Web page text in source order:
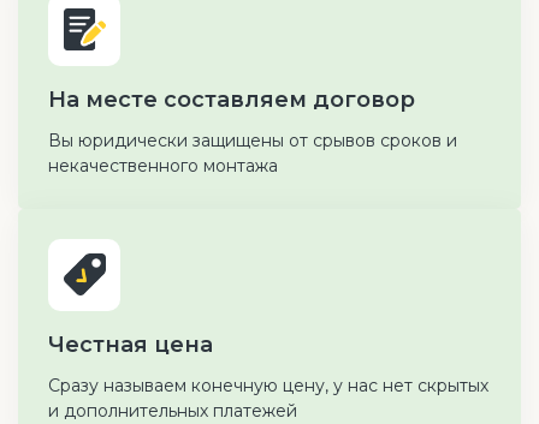
На месте составляем договор
Вы юридически защищены от срывов сроков и
некачественного монтажа
Честная цена
Сразу называем конечную цену, у нас нет скрытых
и дополнительных платежей